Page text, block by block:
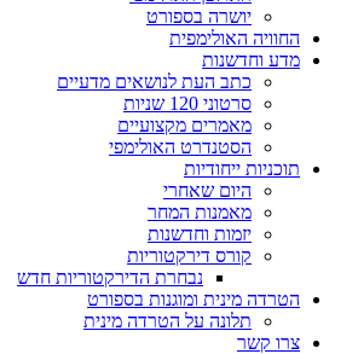
יושרה בספורט
החוויה האולימפית
מדע וחדשנות
כתב העת לנושאים מדעיים
סרטוני 120 שניות
מאמרים מקצועיים
הסטנדרט האולימפי
תוכניות ייחודיות
היום שאחרי
מאמנות המחר
יזמות וחדשנות
קורס דירקטוריות
נבחרת הדירקטוריות חדש
הטרדה מינית ומוגנות בספורט
תלונה על הטרדה מינית
צרו קשר